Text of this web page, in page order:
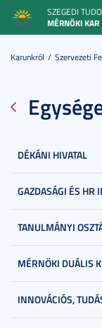
SZEGEDI
MÉRNÖKI KAR
Karunkról Szervezeti
DÉKÁNI HIVATAL
GAZDASÁGI ÉS HR
TANULMÁNYI
MÉRNÖKI DUÁLIS
INNOVÁCIÓS,